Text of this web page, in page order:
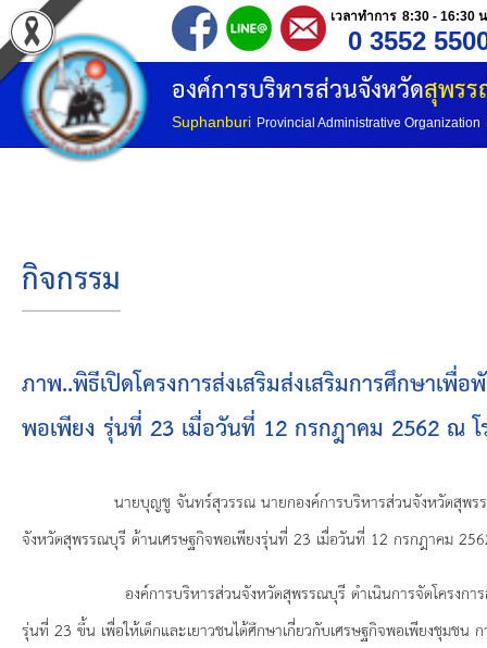
เวลาทำการ 8:30 - 16:30
0 3552
องค์การบริหารส่วนจังหวัดสุพร
Suphanburi Provincial Administrative Organization
หน้าแรก
ประวัติ อบจ
โครงสร้างองค์กร
โครงสร้างการแบ่งส่วนราชการ
วิสัยทัศน์
ยุทธศาสตร์การพัฒนา
ประวัตินายก
รายการ อบจ.สัมพันธ์
กิจกรรม
ภาพ..พิธีเปิดโครงการส่งเสริมส่งเสริมการศึกษาเ
พอเพียง รุ่นที่ 23 เมื่อวันที่ 12 กรกฎาคม 2562 ณ
นายบุญชู จันทร์สุวรรณ นายกองค์การบริหารส่วนจังหวัดสุพรรณบุรี เ
จังหวัดสุพรรณบุรี ด้านเศรษฐกิจพอเพียงรุ่นที่ 23 เมื่อวันที่ 12 กรกฎาคม
องค์การบริหารส่วนจังหวัดสุพรรณบุรี ดำเนินการจัดโครงการส่งเส
รุ่นที่ 23 ขึ้น เพื่อให้เด็กและเยาวชนได้ศึกษาเกี่ยวกับเศรษฐกิจพอเพียงชุมชน